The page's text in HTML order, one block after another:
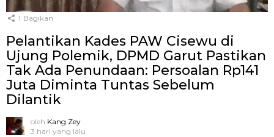
1 Bagikan
Pelantikan Kades PAW Cisewu di
Ujung Polemik, DPMD Garut Pastikan
Tak Ada Penundaan: Persoalan Rp141
Juta Diminta Tuntas Sebelum
Dilantik
oleh Kang Zey
3 hari yang lalu